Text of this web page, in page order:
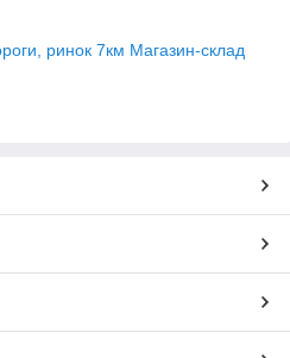
ринок 7км Магазин-склад